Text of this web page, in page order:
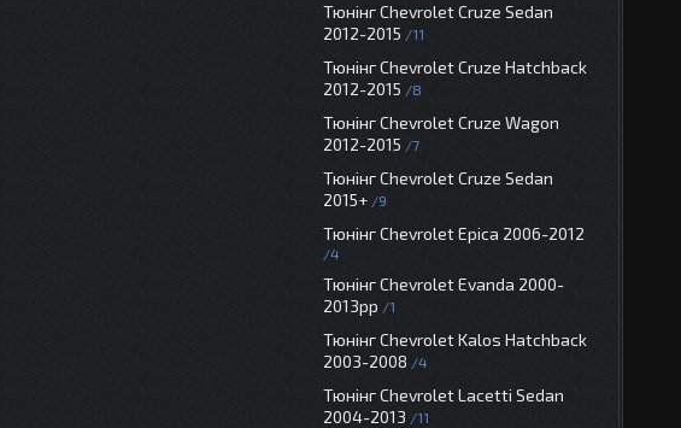
Тюнінг Chevrolet Cruze Sedan
2012-2015
11
Тюнінг Chevrolet Cruze Hatchback
2012-2015
8
Тюнінг Chevrolet Cruze Wagon
2012-2015
7
Тюнінг Chevrolet Cruze Sedan
2015+
9
Тюнінг Chevrolet Epica 2006-2012
4
Тюнінг Chevrolet Evanda 2000-
2013рр
1
Тюнінг Chevrolet Kalos Нatchback
2003-2008
4
Тюнінг Chevrolet Lacetti Sedan
2004-2013
11